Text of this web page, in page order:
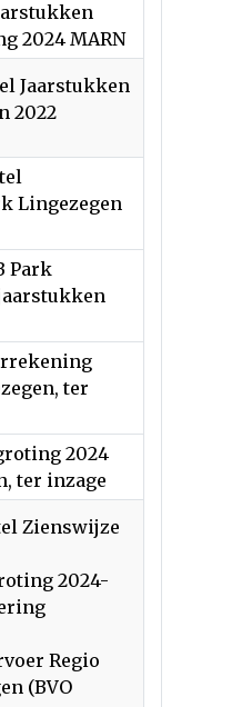
2024 MARN
Jaarstukken
2022
Lingezegen
Park
ter
2024
ter inzage
Zienswijze
2024-
Regio
(BVO